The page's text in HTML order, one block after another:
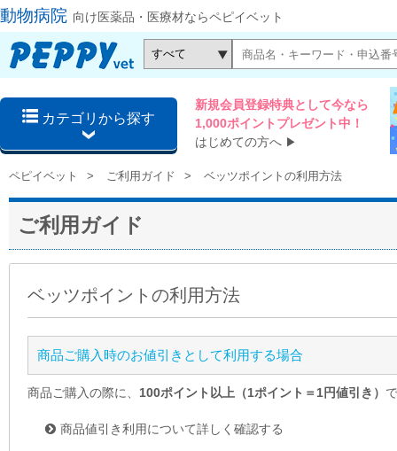
動物病院 向け医薬品・医療材ならペピイベット
カテゴリから探す
新規会員登録特典として今なら
1,000ポイントプレゼント中！
はじめての方へ ▶
ペピイベット ご利用ガイド ベッツポイントの利用方法
ご利用ガイド
ベッツポイントの利用方法
商品ご購入時のお値引きとして利用する場合
商品ご購入の際に、 100ポイント以上（1ポイント＝1円値引き）
商品値引き利用について詳しく確認する